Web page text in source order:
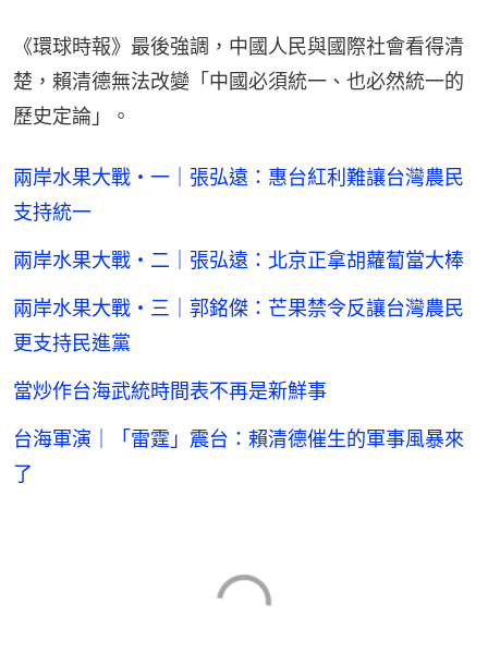
《環球時報》最後強調，中國人民與國際社會看得清
楚，賴清德無法改變「中國必須統一、也必然統一的
歷史定論」。
兩岸水果大戰・一｜張弘遠：惠台紅利難讓台灣農民
支持統一
兩岸水果大戰・二｜張弘遠：北京正拿胡蘿蔔當大棒
兩岸水果大戰・三｜郭銘傑：芒果禁令反讓台灣農民
更支持民進黨
當炒作台海武統時間表不再是新鮮事
台海軍演｜「雷霆」震台：賴清德催生的軍事風暴來
了